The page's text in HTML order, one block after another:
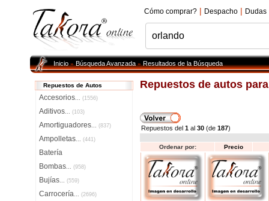
Cómo comprar? | Despacho | Dudas
Inicio»Búsqueda Avanzada»Resultados de la Búsqueda
Repuestos de Autos
Accesorios... (1556)
Aditivos... (103)
Amortiguadores... (837)
Ampolletas... (441)
Batería
Bombas... (958)
Bujías... (559)
Carrocería... (2696)
Repuestos de autos
Repuestos del 1 al 30 (de 187)
Ordenar por: Precio